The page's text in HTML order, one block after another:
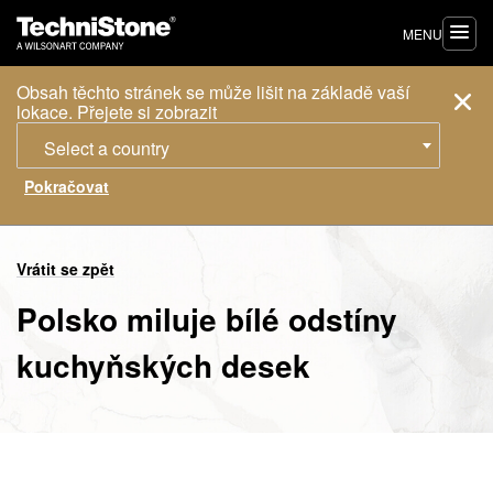
Obsah těchto stránek se může lišit na základě vaší
lokace. Přejete si zobrazit
Select a country
MENU
Vrátit se zpět
Polsko miluje bílé odstíny
kuchyňských desek